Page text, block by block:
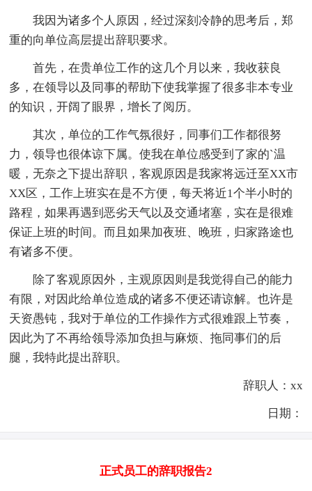
我因为诸多个人原因，经过深刻冷静的思考后，郑
重的向单位高层提出辞职要求。
首先，在贵单位工作的这几个月以来，我收获良
多，在领导以及同事的帮助下使我掌握了很多非本专业
的知识，开阔了眼界，增长了阅历。
其次，单位的工作气氛很好，同事们工作都很努
力，领导也很体谅下属。使我在单位感受到了家的`温
暖，无奈之下提出辞职，客观原因是我家将远迁至XX市
XX区，工作上班实在是不方便，每天将近1个半小时的
路程，如果再遇到恶劣天气以及交通堵塞，实在是很难
保证上班的时间。而且如果加夜班、晚班，归家路途也
有诸多不便。
除了客观原因外，主观原因则是我觉得自己的能力
有限，对因此给单位造成的诸多不便还请谅解。也许是
天资愚钝，我对于单位的工作操作方式很难跟上节奏，
因此为了不再给领导添加负担与麻烦、拖同事们的后
腿，我特此提出辞职。
辞职人：xx
日期：
正式员工的辞职报告2